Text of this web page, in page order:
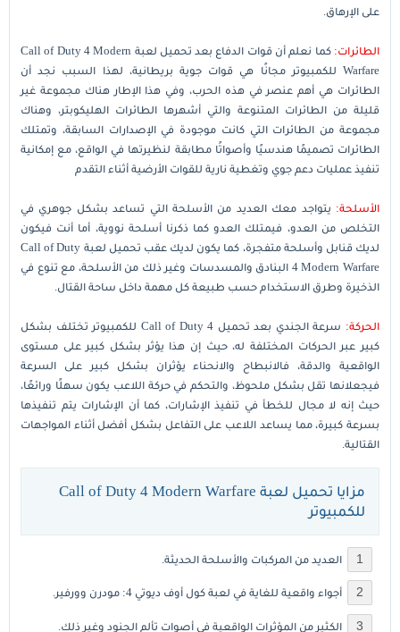
على الإرهاق.
الطائرات:
كما نعلم أن قوات الدفاع بعد تحميل لعبة Call of Duty 4 Modern
Warfare للكمبيوتر مجانًا هي قوات جوية بريطانية، لهذا السبب نجد أن
الطائرات هي أهم عنصر في هذه الحرب، وفي هذا الإطار هناك مجموعة غير
قليلة من الطائرات المتنوعة والتي أشهرها الطائرات الهليكوبتر، وهناك
مجموعة من الطائرات التي كانت موجودة في الإصدارات السابقة، وتمتلك
الطائرات تصميمًا هندسيًا وأصواتًا مطابقة لنظيرتها في الواقع، مع إمكانية
تنفيذ عمليات دعم جوي وتغطية نارية للقوات الأرضية أثناء التقدم
الأسلحة: يتواجد معك العديد من الأسلحة التي تساعد بشكل جوهري في
التخلص من العدو، فيمتلك العدو كما ذكرنا أسلحة نووية، أما أنت فيكون
لديك قنابل وأسلحة متفجرة، كما يكون لديك عقب تحميل لعبة Call of Duty
4 Modern Warfare البنادق والمسدسات وغير ذلك من الأسلحة، مع تنوع في
الذخيرة وطرق الاستخدام حسب طبيعة كل مهمة داخل ساحة القتال.
الحركة:
سرعة الجندي بعد تحميل Call of Duty 4 للكمبيوتر تختلف بشكل
كبير عبر الحركات المختلفة له، حيث إن هذا يؤثر بشكل كبير على مستوى
الواقعية والدقة، فالانبطاح والانحناء يؤثران بشكل كبير على السرعة
فيجعلانها تقل بشكل ملحوظ، والتحكم في حركة اللاعب يكون سهلًا ورائعًا،
حيث إنه لا مجال للخطأ في تنفيذ الإشارات، كما أن الإشارات يتم تنفيذها
بسرعة كبيرة، مما يساعد اللاعب على التفاعل بشكل أفضل أثناء المواجهات
القتالية.
مزايا تحميل لعبة Call of Duty 4 Modern Warfare
للكمبيوتر
العديد من المركبات والأسلحة الحديثة.
أجواء واقعية للغاية في لعبة كول أوف ديوتي 4: مودرن وورفير.
الكثير من المؤثرات الواقعية في أصوات تألم الجنود وغير ذلك.